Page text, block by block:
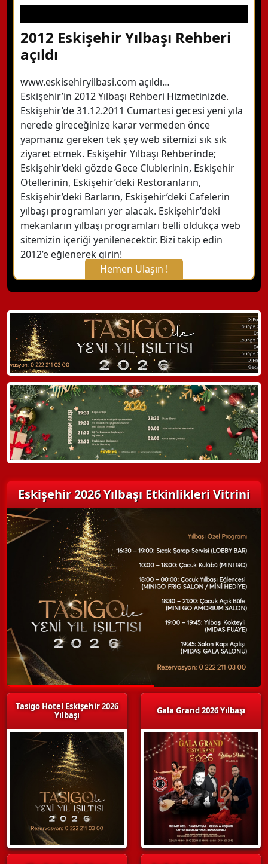
2012 Eskişehir Yılbaşı Rehberi
açıldı
www.eskisehiryilbasi.com açıldı…
Eskişehir’in 2012 Yılbaşı Rehberi Hizmetinizde.
Eskişehir’de 31.12.2011 Cumartesi gecesi yeni yıla
nerede gireceğinize karar vermeden önce
yapmanız gereken tek şey web sitemizi sık sık
ziyaret etmek. Eskişehir Yılbaşı Rehberinde;
Eskişehir’deki gözde Gece Clublerinin, Eskişehir
Otellerinin, Eskişehir’deki Restoranların,
Eskişehir’deki Barların, Eskişehir’deki Cafelerin
yılbaşı programları yer alacak. Eskişehir’deki
mekanların yılbaşı programları belli oldukça web
sitemizin içeriği yenilenecektir. Bizi takip edin
2012’e eğlenerek girin!
Hemen Ulaşın !
X Kapat
WhatsApp ile Bilgi Alın
Hemen Arayın
Detaylı Bilgi Alın
Eskişehir 2026 Yılbaşı Etkinlikleri Vitrini
Tasigo Hotel Eskişehir 2026
Yılbaşı
Gala Grand 2026 Yılbaşı